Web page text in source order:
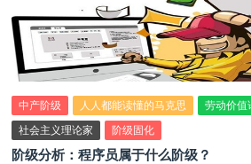
中产阶级 人人都能读懂的马克思 劳动价值
社会主义理论家
阶级固化
阶级分析：程序员属于什么阶级？